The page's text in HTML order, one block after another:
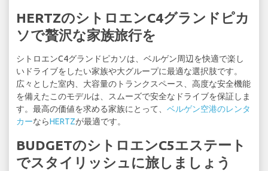
HERTZのシトロエンC4グランドピカ
ソで贅沢な家族旅行を
シトロエンC4グランドピカソは、ベルゲン周辺を快適で楽し
いドライブをしたい家族や大グループに最適な選択肢です。
広々とした室内、大容量のトランクスペース、高度な安全機能
を備えたこのモデルは、スムーズで安全なドライブを保証しま
す。最高の価値を求める家族にとって、 ベルゲン空港のレンタ
カーならHERTZが最適です。
BUDGETのシトロエンC5エステート
でスタイリッシュに旅しましょう